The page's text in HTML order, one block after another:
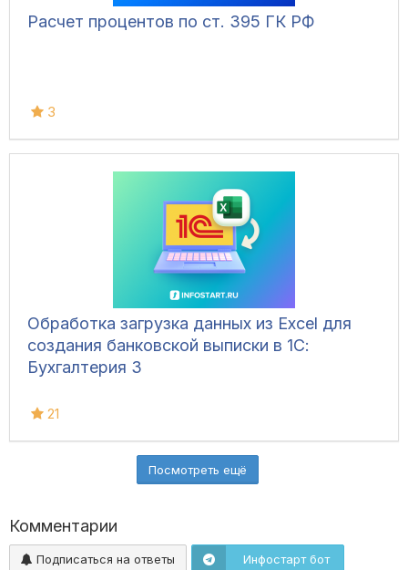
Расчет процентов по ст. 395 ГК РФ
3
Обработка загрузка данных из Excel для
создания банковской выписки в 1С:
Бухгалтерия 3
21
Посмотреть ещё
Комментарии
Подписаться на ответы Инфостарт бот